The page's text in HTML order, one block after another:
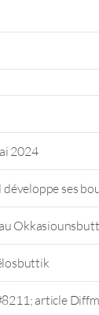
2024
développe ses
article